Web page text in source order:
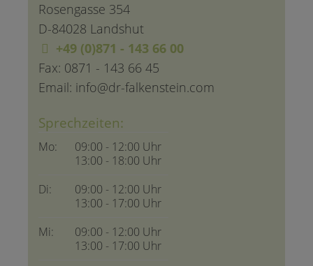
Rosengasse 354
D-84028 Landshut
+49 (0)871 - 143 66 00
Fax: 0871 - 143 66 45
Email: info@dr-falkenstein.com
Sprechzeiten:
Mo:
09:00 - 12:00 Uhr
13:00 - 18:00 Uhr
Di:
09:00 - 12:00 Uhr
13:00 - 17:00 Uhr
Mi:
09:00 - 12:00 Uhr
13:00 - 17:00 Uhr